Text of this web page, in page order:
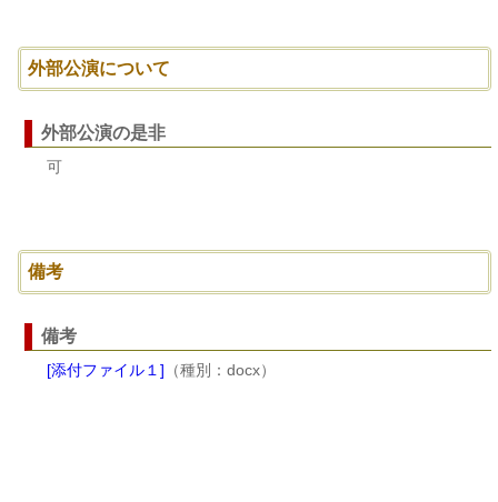
外部公演について
外部公演の是非
可
備考
備考
[添付ファイル１] （種別：docx）